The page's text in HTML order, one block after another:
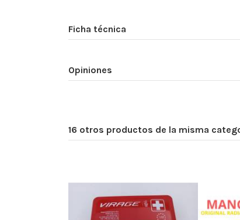
Ficha técnica
Opiniones
16 otros productos de la misma